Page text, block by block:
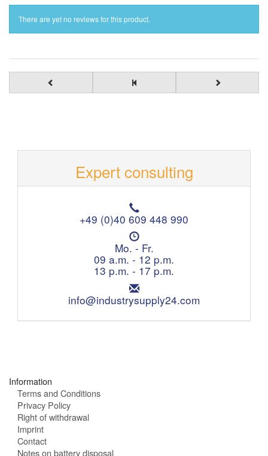
There are yet no reviews for this product.
Expert consulting
T
e
e
p
h
o
n
e
:
+49 (0)40 609 448 990
O
p
e
n
i
n
g
Mo. - Fr.
09 a.m. - 12 p.m.
13 p.m. - 17 p.m.
E
m
i
info@industrysupply24.com
Information
Terms and Conditions
Privacy Policy
Right of withdrawal
Imprint
Contact
Notes on battery disposal